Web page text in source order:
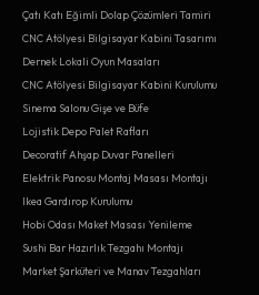
Çatı Katı Eğimli Dolap Çözümleri Tamiri
CNC Atölyesi Bilgisayar Kabini Tasarımı
Dernek Lokali Oyun Masaları
CNC Atölyesi Bilgisayar Kabini Kurulumu
Sinema Salonu Gişe ve Büfe
Lojistik Depo Palet Rafları
Decoratif Ahşap Duvar Panelleri
Elektrik Panosu Montaj Masası Montajı
Ikea Gardırop Kurulumu
Hobi Odası Maket Masası Yenileme
Sushi Bar Hazırlık Tezgahı Montajı
Market Şarküteri ve Manav Tezgahları